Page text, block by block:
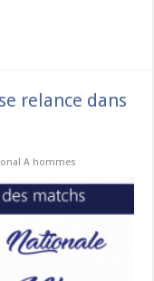
relance dans
A hommes